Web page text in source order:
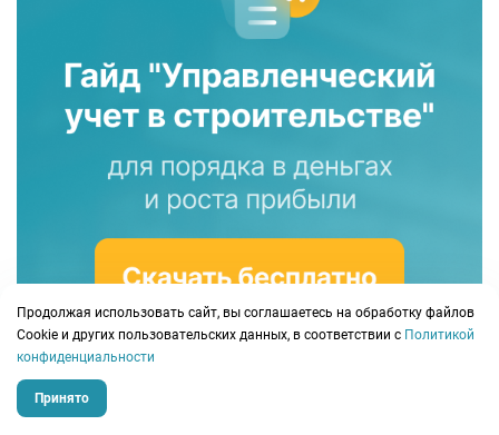
Продолжая использовать сайт, вы соглашаетесь на обработку файлов
Сookie и других пользовательских данных, в соответствии с Политикой
конфиденциальности
Принято